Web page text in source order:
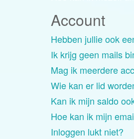
Account
Hebben jullie ook
Ik krijg geen mails
Mag ik meerdere
Wie kan er lid
Kan ik mijn saldo
Hoe kan ik mijn
Inloggen lukt niet?